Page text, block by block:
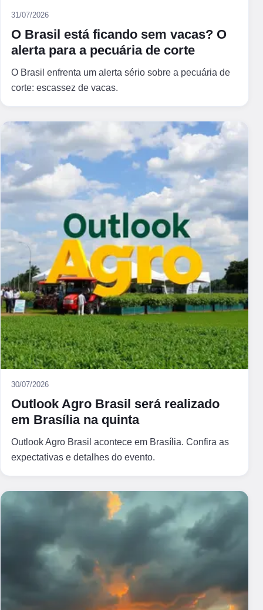
31/07/2026
O Brasil está ficando sem vacas? O
alerta para a pecuária de corte
O Brasil enfrenta um alerta sério sobre a pecuária de
corte: escassez de vacas.
30/07/2026
Outlook Agro Brasil será realizado
em Brasília na quinta
Outlook Agro Brasil acontece em Brasília. Confira as
expectativas e detalhes do evento.